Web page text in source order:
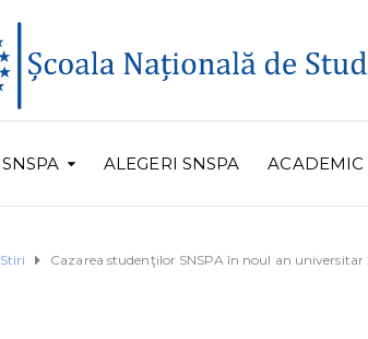
SNSPA ALEGERI SNSPA ACADEMIC
Stiri Cazarea studenţilor SNSPA în noul an